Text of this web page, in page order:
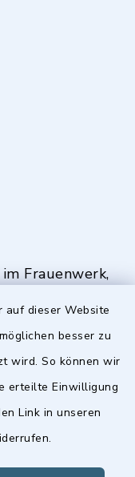
auf dieser Website
besser zu
wird. So können wir
erteilte Einwilligung
Link in unseren
Frauenwerk,